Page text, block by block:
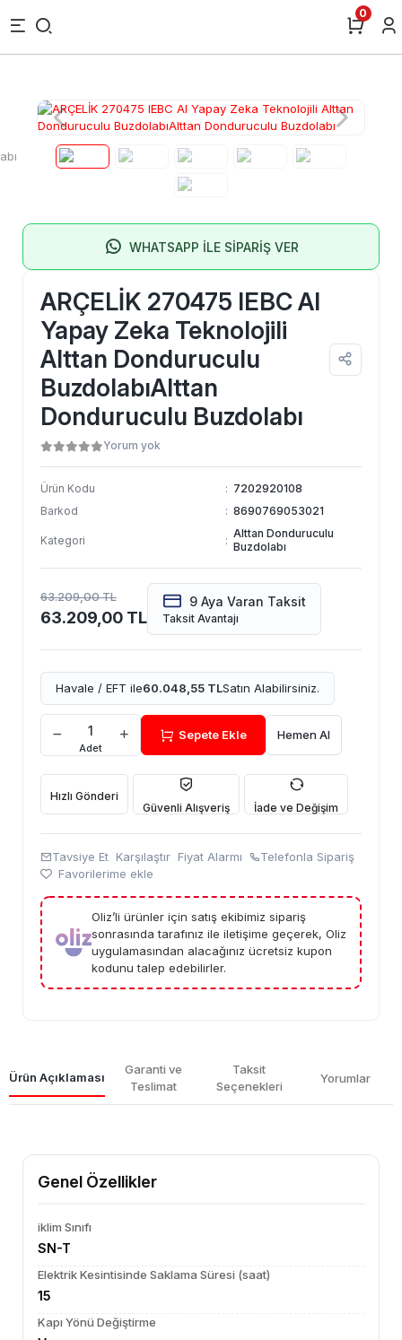
0
WHATSAPP İLE SİPARİŞ VER
ARÇELİK 270475 IEBC AI
Yapay Zeka Teknolojili
Alttan Donduruculu
BuzdolabıAlttan
Donduruculu Buzdolabı
Yorum yok
Ürün Kodu : 7202920108
Barkod
: 8690769053021
Kategori : Alttan Donduruculu
Buzdolabı
63.209,00 TL
63.209,00 TL
9 Aya Varan Taksit
Taksit Avantajı
Havale / EFT ile60.048,55 TLSatın Alabilirsiniz.
Adet
Sepete Ekle Hemen Al
Hızlı Gönderi
Güvenli Alışveriş
İade ve Değişim
Tavsiye Et Karşılaştır Fiyat Alarmı
Telefonla Sipariş
Favorilerime ekle
Oliz’li ürünler için satış ekibimiz sipariş
sonrasında tarafınız ile iletişime geçerek, Oliz
uygulamasından alacağınız ücretsiz kupon
kodunu talep edebilirler.
Ürün Açıklaması
Garanti ve
Teslimat
Taksit
Seçenekleri
Yorumlar
Genel Özellikler
iklim Sınıfı
SN-T
Elektrik Kesintisinde Saklama Süresi (saat)
15
Kapı Yönü Değiştirme